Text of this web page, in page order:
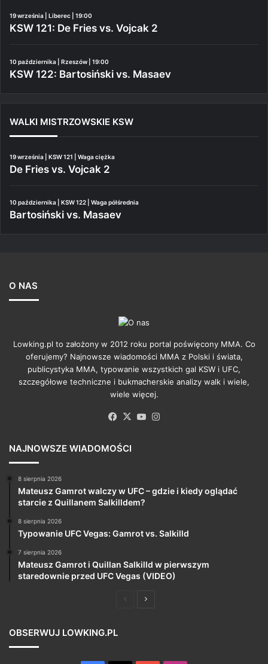
19 września | Liberec | 19:00
KSW 121: De Fries vs. Vojcak 2
10 października | Rzeszów | 19:00
KSW 122: Bartosiński vs. Masaev
WALKI MISTRZOWSKIE KSW
19 września | KSW 121 | Waga ciężka
De Fries vs. Vojcak 2
10 października | KSW 122 | Waga półśrednia
Bartosiński vs. Masaev
O NAS
Lowking.pl to założony w 2012 roku portal poświęcony MMA. Co
oferujemy? Najnowsze wiadomości MMA z Polski i świata,
publicystyka MMA, typowanie wszystkich gal KSW i UFC,
szczegółowe techniczne i bukmacherskie analizy walk i wiele,
wiele więcej.
Facebook
X YouTube
NAJNOWSZE WIADOMOŚCI
8 sierpnia 2026
Mateusz Gamrot walczy w UFC – gdzie i kiedy oglądać
starcie z Quillanem Salkilldem?
8 sierpnia 2026
Typowanie UFC Vegas: Gamrot vs. Salkilld
7 sierpnia 2026
Mateusz Gamrot i Quillan Salkilld w pierwszym
staredownie przed UFC Vegas (VIDEO)
PoprzedniaNastępna
OBSERWUJ LOWKING.PL